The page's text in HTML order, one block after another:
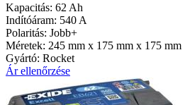
Kapacitás: 62 Ah
Indítóáram: 540 A
Polaritás: Jobb+
Méretek: 245 mm x 175 mm x 175 mm
Gyártó: Rocket
Ár ellenőrzése